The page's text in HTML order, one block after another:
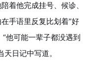
着他完成挂号、候诊、
手语里反复比划着“好
“他可能一辈子都没遇到
日记中写道。